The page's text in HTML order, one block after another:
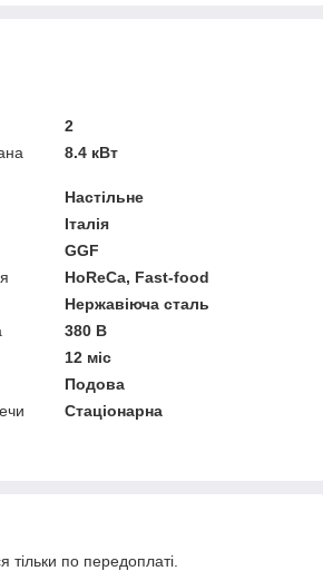
2
8.4 кВт
Настільне
Італія
GGF
HoReCa, Fast-food
Нержавіюча сталь
380 В
12 міс
Подова
Стаціонарна
тільки по передоплаті.